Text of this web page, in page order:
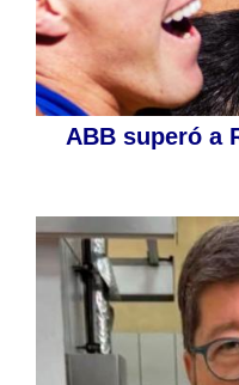
ABB superó a